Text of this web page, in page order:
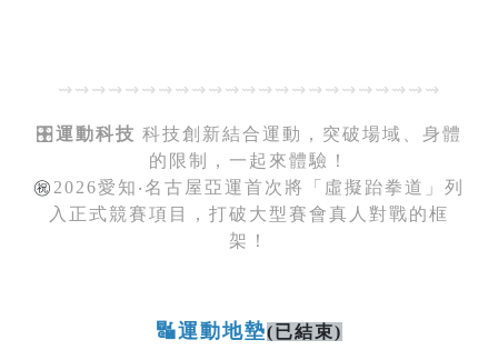
⇝⇝⇝⇝⇝⇝⇝⇝⇝⇝⇝⇝⇝⇝⇝⇝⇝⇝⇝⇝⇝⇝⇝
🎛️ 運動科技 科技創新結合運動，突破場域、身體
的限制，一起來體驗！
㊗️ 2026愛知‧名古屋亞運首次將「虛擬跆拳道」列
入正式競賽項目，打破大型賽會真人對戰的框
架！
🔣運動地墊(已結束)